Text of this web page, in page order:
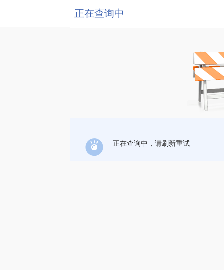
正在查询中
正在查询中，请刷新重试